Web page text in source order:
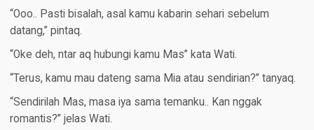
“Ooo.. Pasti bisalah, asal kamu kabarin sehari sebelum
datang,” pintaq.
“Oke deh, ntar aq hubungi kamu Mas” kata Wati.
“Terus, kamu mau dateng sama Mia atau sendirian?” tanyaq.
“Sendirilah Mas, masa iya sama temanku.. Kan nggak
romantis?” jelas Wati.